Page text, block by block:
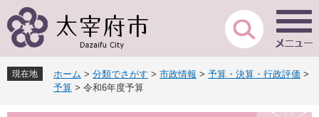
ー
先
頭
す
ニ
を
飛
し
現在地 ホーム > 分類でさがす > 市政情報 > 予算・決算・行政評価 >
予算 > 令和6年度予算